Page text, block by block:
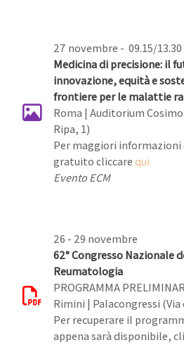
27 novembre - 09.15/13.30
Medicina di precisione: il
innovazione, equità e
frontiere per le malattie
Roma | Auditorium
Ripa, 1)
Per maggiori
gratuito cliccarequi
Evento ECM
26 - 29 novembre
62° Congresso Nazionale
Reumatologia
PROGRAMMA
Rimini | Palacongressi
Per recuperare il
appena sarà disponibile,